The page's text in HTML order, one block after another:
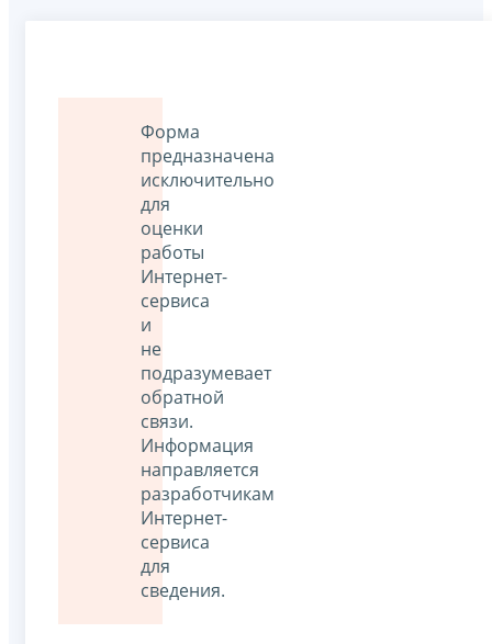
Форма
предназначена
исключительно
для
оценки
работы
Интернет-
сервиса
и
не
подразумевает
обратной
связи.
Информация
направляется
разработчикам
Интернет-
сервиса
для
сведения.